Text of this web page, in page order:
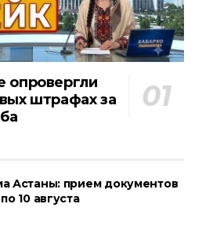
опровергли
штрафах за
Астаны: прием документов
10 августа